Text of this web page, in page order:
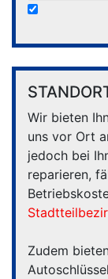
Wir bieten
uns vor Ort
jedoch bei
reparieren,
Zudem